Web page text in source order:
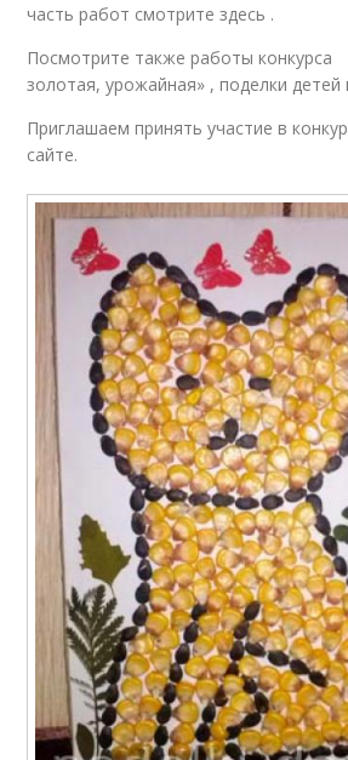
часть работ смотрите здесь .
Посмотрите также работы конкурса
золотая, урожайная» , поделки детей
Приглашаем принять участие в
сайте.